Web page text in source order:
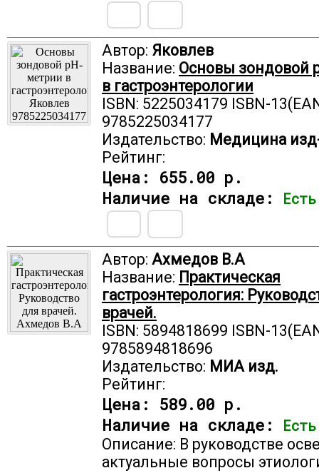
Автор: Яковлев
Название: Основы зондовой
в гастроэнтерологии
ISBN: 5225034179 ISBN-
9785225034177
Издательство: Медицина
Рейтинг:
Цена: 655.00 р.
Наличие на складе:
Есть
Автор: Ахмедов В.А
Название: Практическая
гастроэнтерология:
врачей.
ISBN: 5894818699 ISBN-
9785894818696
Издательство: МИА изд.
Рейтинг:
Цена: 589.00 р.
Наличие на складе:
Есть
Описание: В руководстве
актуальные вопросы